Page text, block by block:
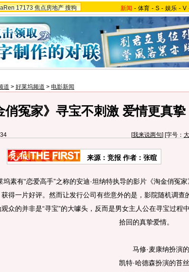
17173 焦点房地产 搜狗 新闻 - 体育 - S - 娱乐 - V
道 > 好莱坞频道 > 电影新闻
俏冤家》寻宝不刺激 爱情更真挚
[我来说两句] [字号： 大
来源：竞报 作者：张暄
有“恋爱高手”之称的安迪·坦纳特执导的影片《淘金俏冤家
得一片好评。然而让发行公司有些意外的是，影院随机调查
众的并非是“寻宝”的大噱头，反而是男女主人公在寻宝过程
拾回的真挚爱情。
马修·麦康纳扮演的
凯特·哈德森扮演的苔